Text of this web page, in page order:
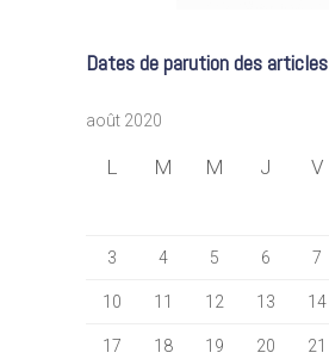
Dates de parution des articles
août 2020
L M M J V
3 4 5 6 7
10 11 12 13 14
17 18 19 20 21